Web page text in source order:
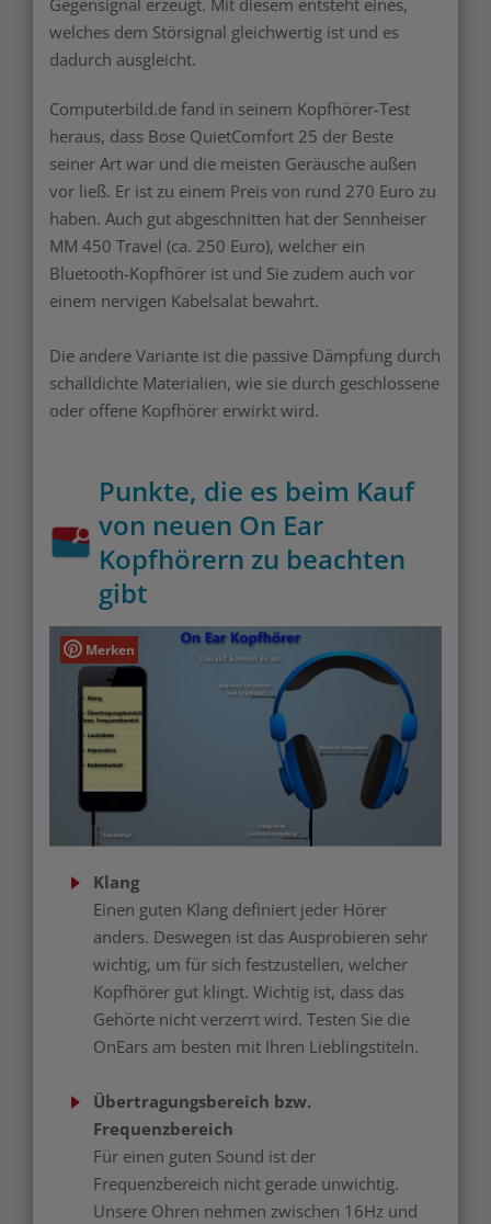
welches dem Störsignal gleichwertig ist und es
dadurch ausgleicht.
Computerbild.de fand in seinem Kopfhörer-Test
heraus, dass Bose QuietComfort 25 der Beste
seiner Art war und die meisten Geräusche außen
vor ließ. Er ist zu einem Preis von rund 270 Euro zu
haben. Auch gut abgeschnitten hat der Sennheiser
MM 450 Travel (ca. 250 Euro), welcher ein
Bluetooth-Kopfhörer ist und Sie zudem auch vor
einem nervigen Kabelsalat bewahrt.
Die andere Variante ist die passive Dämpfung durch
schalldichte Materialien, wie sie durch geschlossene
oder offene Kopfhörer erwirkt wird.
Punkte, die es beim Kauf
von neuen On Ear
Kopfhörern zu beachten
gibt
Merken
Klang
Einen guten Klang definiert jeder Hörer
anders. Deswegen ist das Ausprobieren sehr
wichtig, um für sich festzustellen, welcher
Kopfhörer gut klingt. Wichtig ist, dass das
Gehörte nicht verzerrt wird. Testen Sie die
OnEars am besten mit Ihren Lieblingstiteln.
Übertragungsbereich bzw.
Frequenzbereich
Für einen guten Sound ist der
Frequenzbereich nicht gerade unwichtig.
Unsere Ohren nehmen zwischen 16Hz und